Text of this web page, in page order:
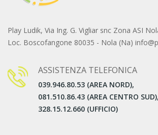
Play Ludik, Via Ing. G. Vigliar snc Zona ASI
Loc. Boscofangone 80035 - Nola (Na)
ASSISTENZA TELEFONICA
039.946.80.53 (AREA NORD),
081.510.86.43 (AREA CENTRO SUD),
328.15.12.660 (UFFICIO)